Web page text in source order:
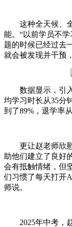
这种全天候、
能。“以前学员不
题的时候已经过去
就会被发现并干预
数据显示，引
均学习时长从35分
到了89%，退学率
更让赵老师欣
助他们建立了良好
会有抵触情绪，但
们习惯了每天打开
师说。
2025年中考，